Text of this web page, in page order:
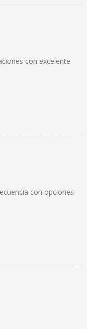
con excelente
con opciones